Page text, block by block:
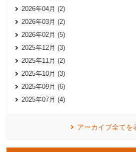
2026年04月 (2)
2026年03月 (2)
2026年02月 (5)
2025年12月 (3)
2025年11月 (2)
2025年10月 (3)
2025年09月 (6)
2025年07月 (4)
アーカイブ全てを